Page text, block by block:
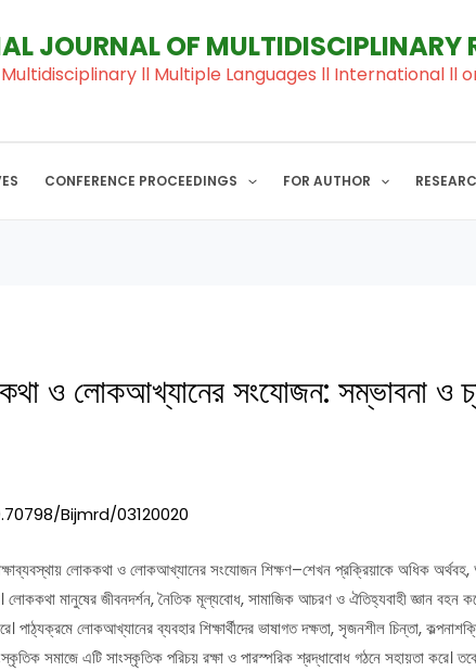
JOURNAL OF MULTIDISCIPLINARY
ll Multiple Languages ll International ll
CONFERENCE PROCEEDINGS FOR AUTHOR
ও লোকআখ্যানের সংযোজন: সম্ভাবনা ও
Bijmrd/03120020
লোককথা ও লোকআখ্যানের সংযোজন শিক্ষণ–শেখন প্রক্রিয়াকে অধিক
লোককথা মানুষের জীবনদর্শন, নৈতিক মূল্যবোধ, সামাজিক আচরণ ও ঐতিহ্যবাহী জ্ঞান বহন
পাঠ্যক্রমে লোকআখ্যানের ব্যবহার শিক্ষার্থীদের ভাষাগত দক্ষতা, সৃজনশীল চিন্তা,
সমাজে এটি সাংস্কৃতিক পরিচয় রক্ষা ও পারস্পরিক শ্রদ্ধাবোধ গঠনে সহায়তা করে।